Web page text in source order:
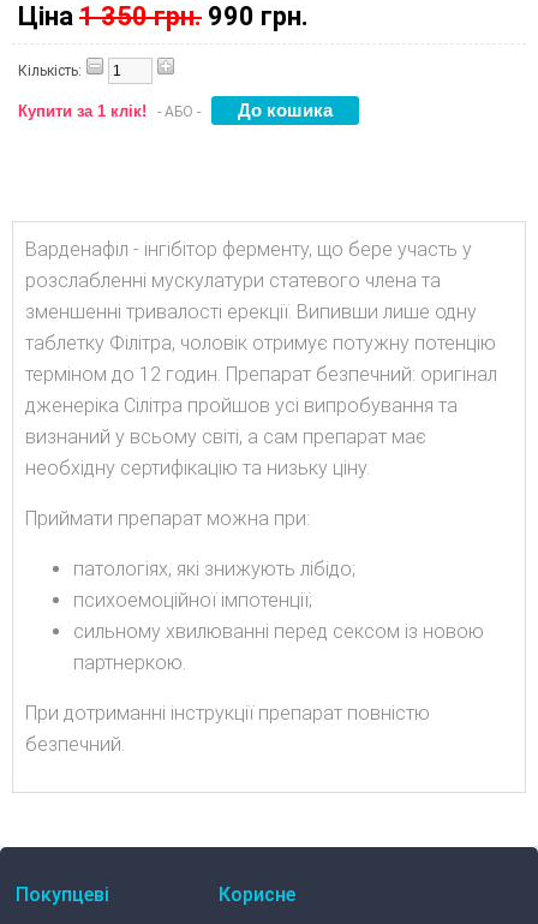
Ціна 1 350 грн. 990 грн.
Кількість:
Купити за 1 клік! - АБО -
Варденафіл - інгібітор ферменту, що бере участь у
розслабленні мускулатури статевого члена та
зменшенні тривалості ерекції. Випивши лише одну
таблетку Філітра, чоловік отримує потужну потенцію
терміном до 12 годин. Препарат безпечний: оригінал
дженеріка Сілітра пройшов усі випробування та
визнаний у всьому світі, а сам препарат має
необхідну сертифікацію та низьку ціну.
Приймати препарат можна при:
патологіях, які знижують лібідо;
психоемоційної імпотенції;
сильному хвилюванні перед сексом із новою
партнеркою.
При дотриманні інструкції препарат повністю
безпечний.
Покупцеві Корисне